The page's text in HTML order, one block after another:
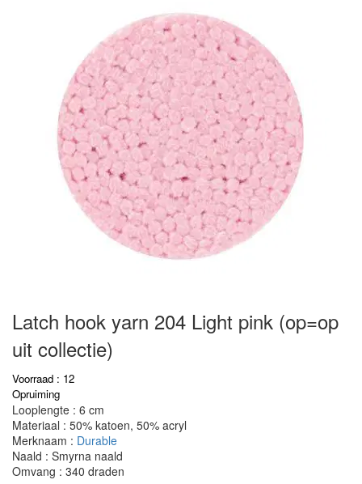
Latch hook yarn 204 Light pink (op=op
uit collectie)
Voorraad : 12
Opruiming
Looplengte : 6 cm
Materiaal : 50% katoen, 50% acryl
Merknaam : Durable
Naald : Smyrna naald
Omvang : 340 draden